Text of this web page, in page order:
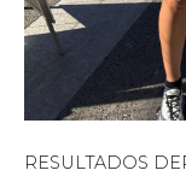
RESULTADOS